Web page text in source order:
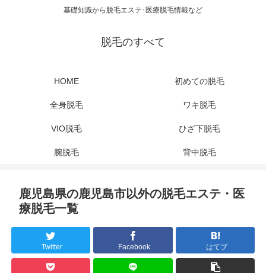
基礎知識から脱毛エステ･医療脱毛情報など
脱毛のすべて
HOME 初めての脱毛
全身脱毛 ワキ脱毛
VIO脱毛 ひざ下脱毛
腕脱毛 背中脱毛
鹿児島県の鹿児島市以外の脱毛エステ・医
療脱毛一覧
Twitter Facebook はてブ